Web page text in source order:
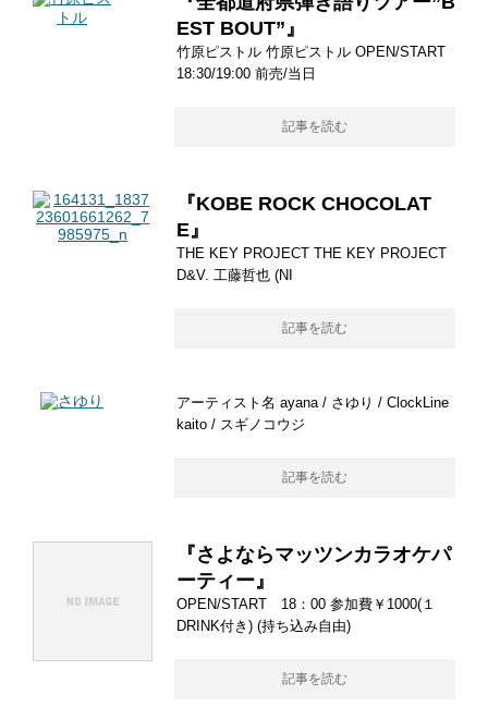
EST BOUT”』
竹原ピストル 竹原ピストル OPEN/START
18:30/19:00 前売/当日
記事を読む
『KOBE ROCK CHOCOLAT
E』
THE KEY PROJECT THE KEY PROJECT
D&V. 工藤哲也 (NI
記事を読む
アーティスト名 ayana / さゆり / ClockLine
kaito / スギノコウジ
記事を読む
『さよならマッツンカラオケパ
ーティー』
OPEN/START 18：00 参加費￥1000(１
DRINK付き) (持ち込み自由)
記事を読む